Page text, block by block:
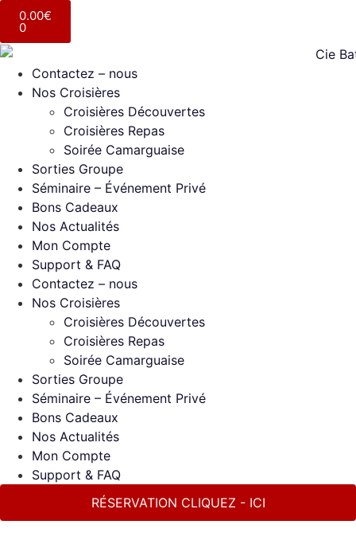
0.00€
0
Contactez – nous
Nos Croisières
Croisières Découvertes
Croisières Repas
Soirée Camarguaise
Sorties Groupe
Séminaire – Événement Privé
Bons Cadeaux
Nos Actualités
Mon Compte
Support & FAQ
Contactez – nous
Nos Croisières
Croisières Découvertes
Croisières Repas
Soirée Camarguaise
Sorties Groupe
Séminaire – Événement Privé
Bons Cadeaux
Nos Actualités
Mon Compte
Support & FAQ
RÉSERVATION CLIQUEZ - ICI